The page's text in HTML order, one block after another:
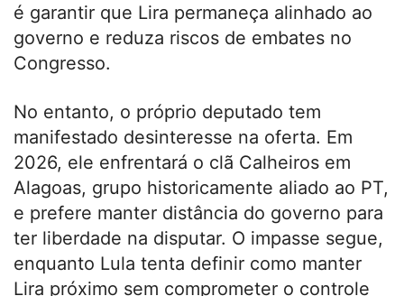
é garantir que Lira permaneça alinhado ao
governo e reduza riscos de embates no
Congresso.
No entanto, o próprio deputado tem
manifestado desinteresse na oferta. Em
2026, ele enfrentará o clã Calheiros em
Alagoas, grupo historicamente aliado ao PT,
e prefere manter distância do governo para
ter liberdade na disputar. O impasse segue,
enquanto Lula tenta definir como manter
Lira próximo sem comprometer o controle